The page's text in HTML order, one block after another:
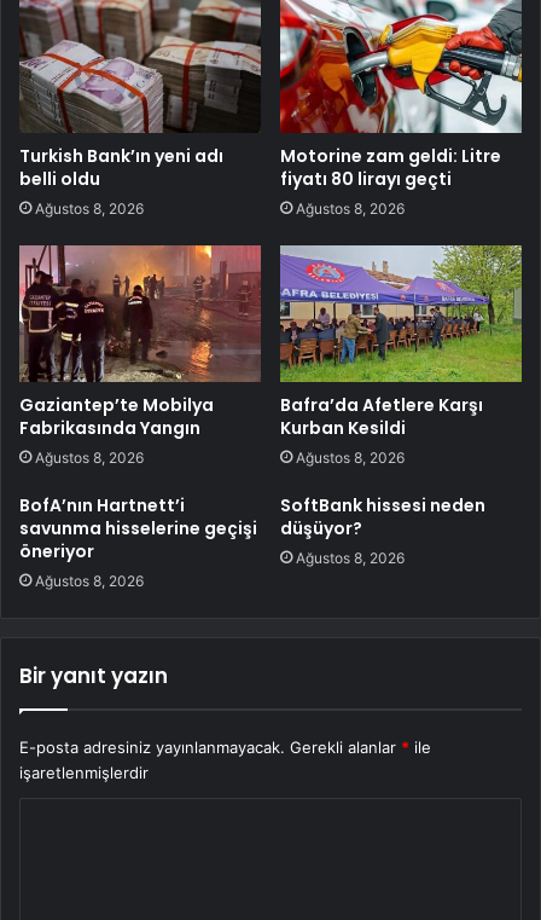
Turkish Bank’ın yeni adı
belli oldu
Ağustos 8, 2026
Motorine zam geldi: Litre
fiyatı 80 lirayı geçti
Ağustos 8, 2026
Gaziantep’te Mobilya
Fabrikasında Yangın
Ağustos 8, 2026
Bafra’da Afetlere Karşı
Kurban Kesildi
Ağustos 8, 2026
BofA’nın Hartnett’i
savunma hisselerine geçişi
öneriyor
Ağustos 8, 2026
SoftBank hissesi neden
düşüyor?
Ağustos 8, 2026
Bir yanıt yazın
E-posta adresiniz yayınlanmayacak. Gerekli alanlar * ile
işaretlenmişlerdir